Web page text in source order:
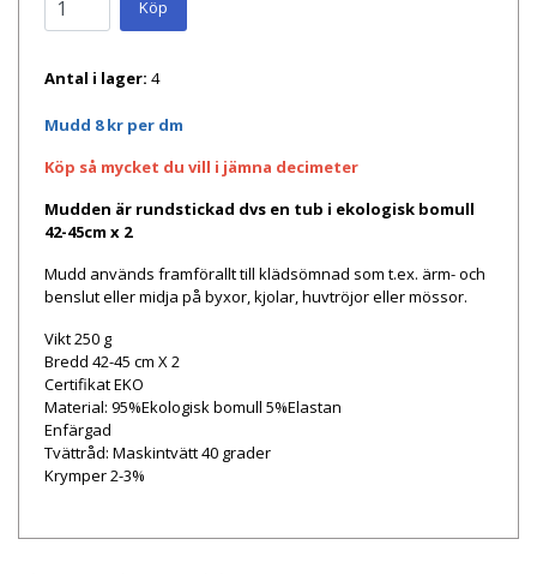
Köp
Antal i lager: 4
Mudd 8 kr per dm
Köp så mycket du vill i jämna decimeter
Mudden är rundstickad dvs en tub i ekologisk bomull
42-45cm x 2
Mudd används framförallt till klädsömnad som t.ex. ärm- och
benslut eller midja på byxor, kjolar, huvtröjor eller mössor.
Vikt 250 g
Bredd 42-45 cm X 2
Certifikat EKO
Material: 95%Ekologisk bomull 5%Elastan
Enfärgad
Tvättråd: Maskintvätt 40 grader
Krymper 2-3%